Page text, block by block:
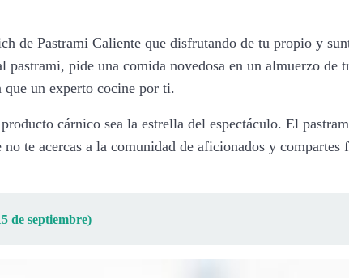
de Pastrami Caliente que disfrutando de tu propio y
pastrami, pide una comida novedosa en un almuerzo de
que un experto cocine por ti.
cárnico sea la estrella del espectáculo. El
te acercas a la comunidad de aficionados y compartes
de septiembre)